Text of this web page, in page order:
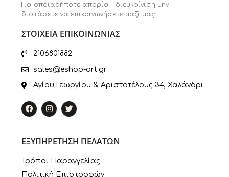
Για οποιαδήποτε απορία – διευκρίνιση μην
διστάσετε να επικοινωνήσετε μαζί μας
ΣΤΟΙΧΕΙΑ ΕΠΙΚΟΙΝΩΝΙΑΣ
2106801882
sales@eshop-art.gr
Αγίου Γεωργίου & Αριστοτέλους 34, Χαλάνδρι
ΕΞΥΠΗΡΕΤΗΣΗ ΠΕΛΑΤΩΝ
Τρόποι Παραγγελίας
Πολιτική Επιστροφών